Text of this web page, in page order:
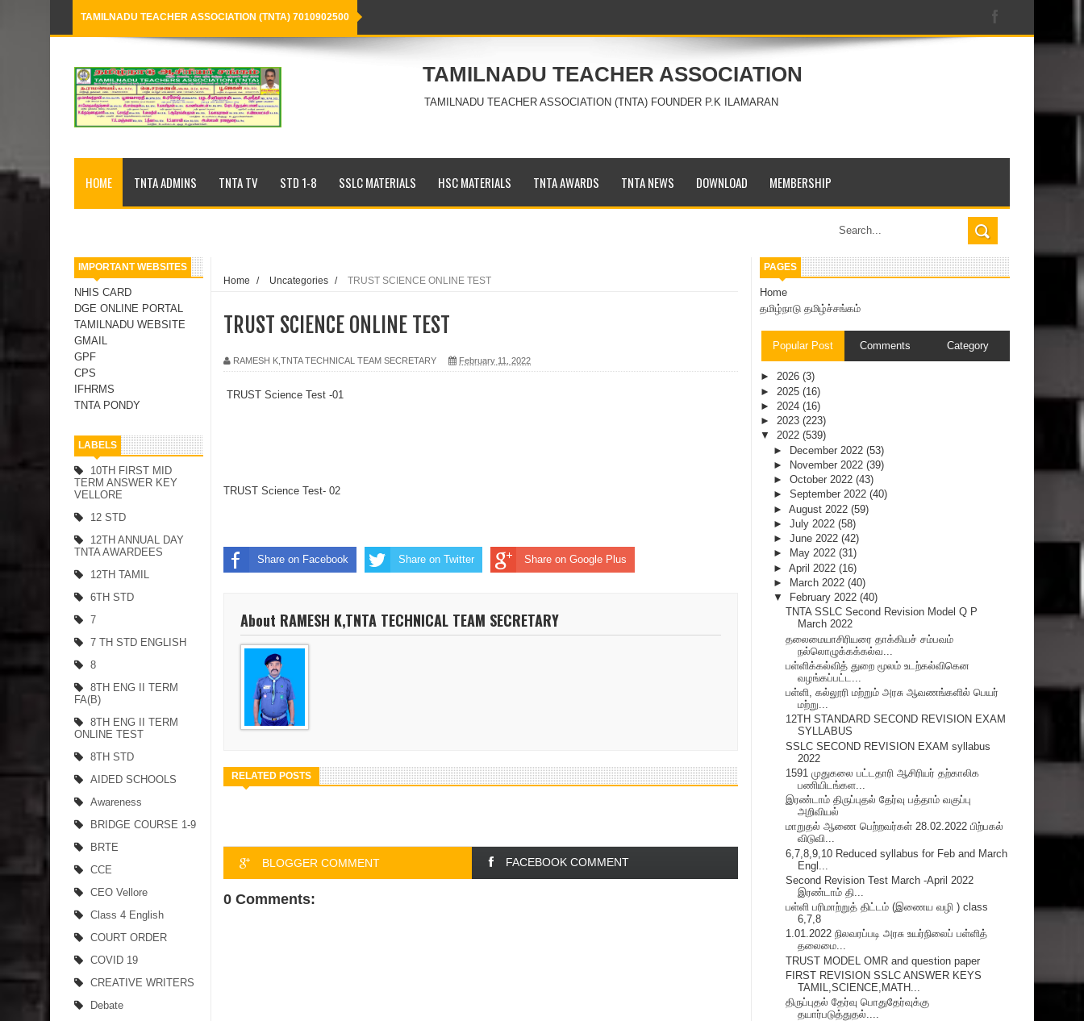
TAMILNADU TEACHER ASSOCIATION (TNTA) 7010902500
Loading...
TAMILNADU TEACHER ASSOCIATION
TAMILNADU TEACHER ASSOCIATION (TNTA) FOUNDER P.K ILAMARAN
HOME TNTA ADMINS TNTA TV STD 1-8 SSLC MATERIALS HSC MATERIALS TNTA AWARDS TNTA NEWS DOWNLOAD MEMBERSHIP
IMPORTANT WEBSITES
NHIS CARD
DGE ONLINE PORTAL
TAMILNADU WEBSITE
GMAIL
GPF
CPS
IFHRMS
TNTA PONDY
LABELS
10TH FIRST MID
TERM ANSWER KEY
VELLORE
12 STD
12TH ANNUAL DAY
TNTA AWARDEES
12TH TAMIL
6TH STD
7
7 TH STD ENGLISH
8
8TH ENG II TERM
FA(B)
8TH ENG II TERM
ONLINE TEST
8TH STD
AIDED SCHOOLS
Awareness
BRIDGE COURSE 1-9
BRTE
CCE
CEO Vellore
Class 4 English
COURT ORDER
COVID 19
CREATIVE WRITERS
Debate
Home / Uncategories / TRUST SCIENCE ONLINE TEST
TRUST SCIENCE ONLINE TEST
RAMESH K,TNTA TECHNICAL TEAM SECRETARY February 11, 2022
TRUST Science Test -01
TRUST Science Test- 02
Share on Facebook Share on Twitter Share on Google Plus
About RAMESH K,TNTA TECHNICAL TEAM SECRETARY
RELATED POSTS
BLOGGER COMMENT FACEBOOK COMMENT
0 Comments:
PAGES
Home
தமிழ்நாடு தமிழ்ச்சங்கம்
Popular Post Comments Category
► 2026 (3)
► 2025 (16)
► 2024 (16)
► 2023 (223)
▼ 2022 (539)
► December 2022 (53)
►
November 2022 (39)
► October 2022 (43)
► September 2022 (40)
► August 2022 (59)
► July 2022 (58)
► June 2022 (42)
►
May 2022 (31)
► April 2022 (16)
►
March 2022 (40)
▼
February 2022 (40)
TNTA SSLC Second Revision Model Q P
March 2022
தலைமையாசிரியரை தாக்கியச் சம்பவம்
நல்லொழுக்கக்கல்வ...
பள்ளிக்கல்வித் துறை மூலம் உடற்கல்விகென
வழங்கப்பட்ட...
பள்ளி, கல்லூரி மற்றும் அரசு ஆவணங்களில் பெயர்
மற்று...
12TH STANDARD SECOND REVISION EXAM
SYLLABUS
SSLC SECOND REVISION EXAM syllabus
2022
1591 முதுகலை பட்டதாரி ஆசிரியர் தற்காலிக
பணியிடங்கள...
இரண்டாம் திருப்புதல் தேர்வு பத்தாம் வகுப்பு
அறிவியல்
மாறுதல் ஆணை பெற்றவர்கள் 28.02.2022 பிற்பகல்
விடுவி...
6,7,8,9,10 Reduced syllabus for Feb and March
Engl...
Second Revision Test March -April 2022
இரண்டாம் தி...
பள்ளி பரிமாற்றுத் திட்டம் (இணைய வழி ) class
6,7,8
1.01.2022 நிலவரப்படி அரசு உயர்நிலைப் பள்ளித்
தலைமை...
TRUST MODEL OMR and question paper
FIRST REVISION SSLC ANSWER KEYS
TAMIL,SCIENCE,MATH...
திருப்புதல் தேர்வு பொதுதேர்வுக்கு
தயார்படுத்துதல்....